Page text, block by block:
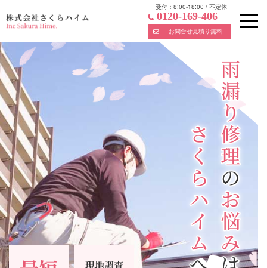
Skip
to
content
受付： 8:00-18:00 / 不定休
0120-169-406
お問合せ見積り無料